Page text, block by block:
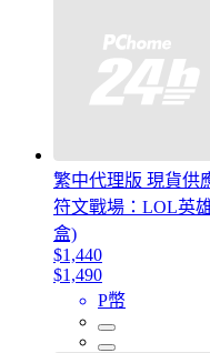
繁中代理版 現貨供
符文戰場：LOL英
盒)
$1,440
$1,490
P幣